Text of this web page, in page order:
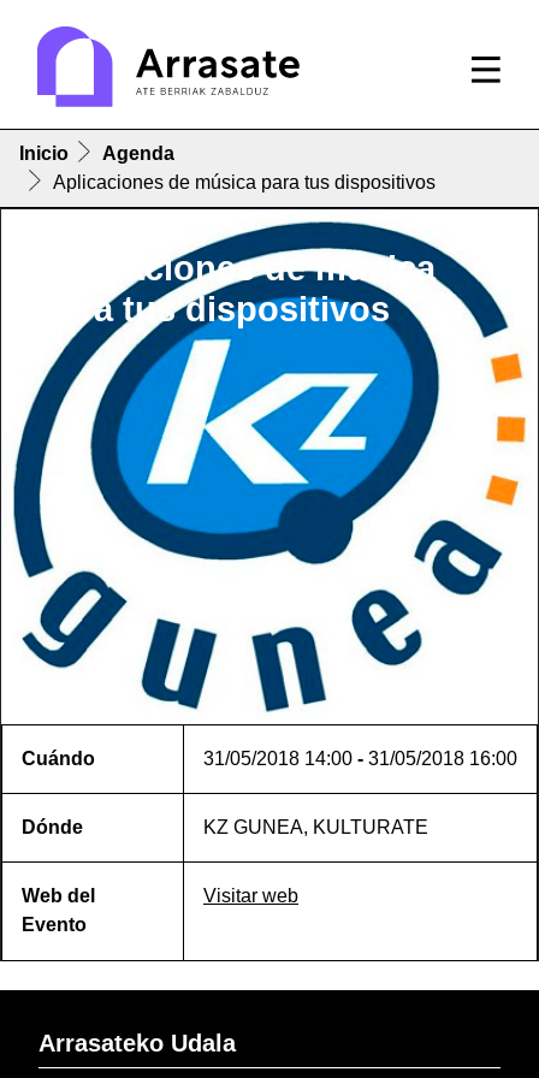
Inicio
Agenda
Aplicaciones de música para tus dispositivos
Aplicaciones de música
para tus dispositivos
Cuándo 31/05/2018 14:00 - 31/05/2018 16:00
Dónde KZ GUNEA, KULTURATE
Web del
Evento
Visitar web
Arrasateko Udala